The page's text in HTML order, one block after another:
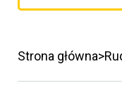
Strona główna